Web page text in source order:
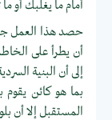
أمام ما يغلبك أو
حصد هذا العمل
أن يطرأ على
إلى أن البنية
بما هو كائن يقوم
المستقبل إلا أن